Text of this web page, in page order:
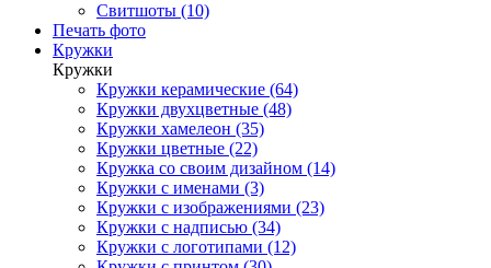
Свитшоты (10)
Печать фото
Кружки
Кружки
Кружки керамические (64)
Кружки двухцветные (48)
Кружки хамелеон (35)
Кружки цветные (22)
Кружка со своим дизайном (14)
Кружки с именами (3)
Кружки с изображениями (23)
Кружки с надписью (34)
Кружки с логотипами (12)